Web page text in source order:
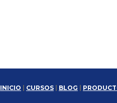
INICIO CURSOS BLOG